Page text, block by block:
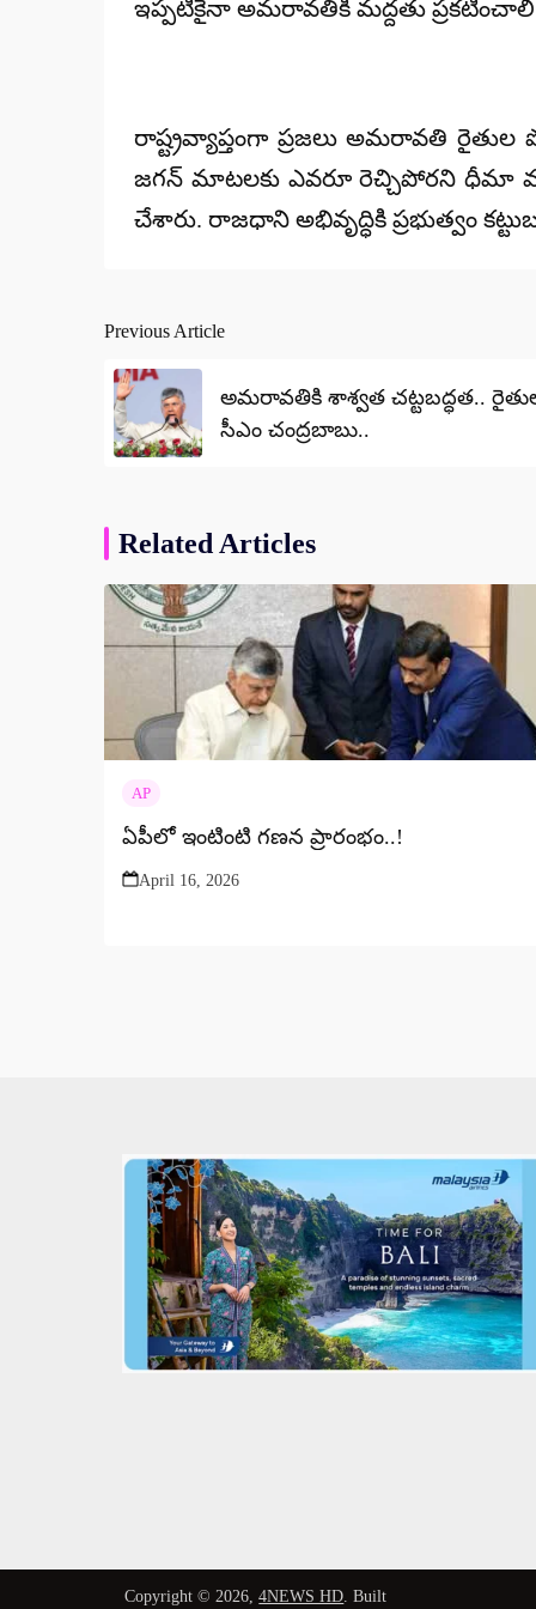
ఇప్పటికైనా అమరావతికి మద్దతు
రాష్ట్రవ్యాప్తంగా ప్రజలు అమరావతి
జగన్ మాటలకు ఎవరూ రెచ్చిపోరని ధీమా
చేశారు. రాజధాని అభివృద్ధికి ప్రభుత్వం
Post
navigation
Previous Article
అమరావతికి శాశ్వత చట్టబద్ధత..
సీఎం చంద్రబాబు..
Related Articles
AP
ఏపీలో ఇంటింటి గణన ప్రారంభం..!
April 16, 2026
Copyright © 2026,4NEWS HD. Built